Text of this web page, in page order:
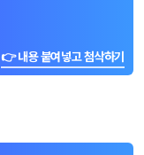
👉 내용 붙여넣고 첨삭하기